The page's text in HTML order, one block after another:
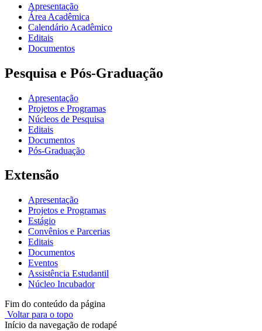
Apresentação
Área Acadêmica
Calendário Acadêmico
Editais
Documentos
Pesquisa e Pós-Graduação
Apresentação
Projetos e Programas
Núcleos de Pesquisa
Editais
Documentos
Pós-Graduação
Extensão
Apresentação
Projetos e Programas
Estágio
Convênios e Parcerias
Editais
Documentos
Eventos
Assistência Estudantil
Núcleo Incubador
Fim do conteúdo da página
Voltar para o topo
Início da navegação de rodapé